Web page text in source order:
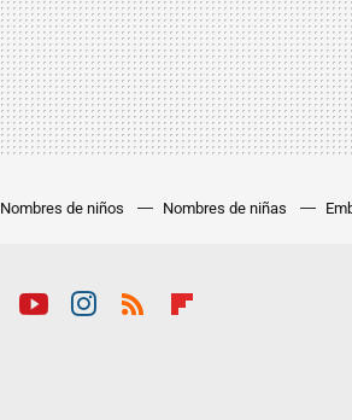
Nombres de niños Nombres de niñas